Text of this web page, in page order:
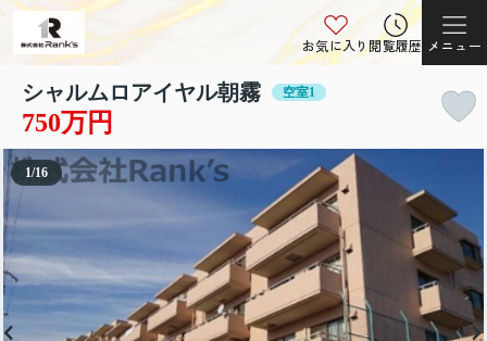
お気に入り閲覧履歴 メニュー
シャルムロアイヤル朝霧 空室1
750万円
1/16